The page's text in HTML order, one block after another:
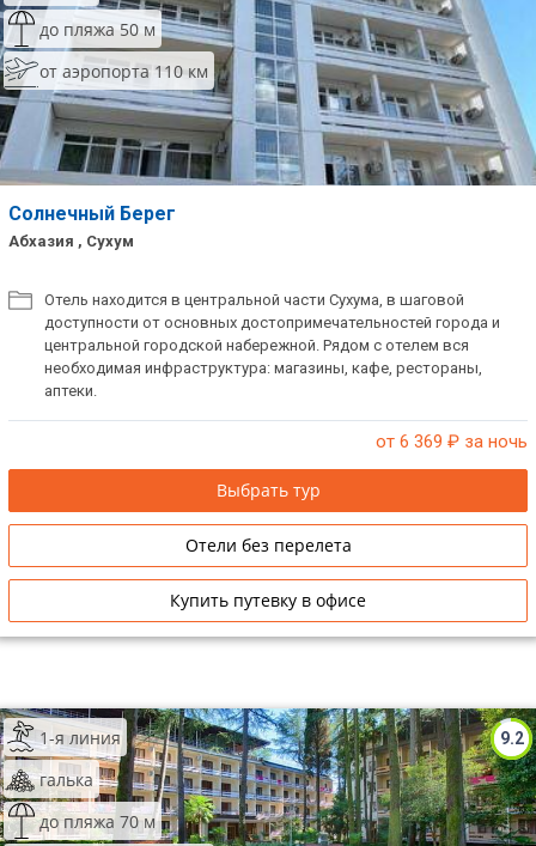
до пляжа 50 м
от аэропорта 110 км
Солнечный Берег
Абхазия , Сухум
Отель находится в центральной части Сухума, в шаговой
доступности от основных достопримечательностей города и
центральной городской набережной. Рядом с отелем вся
необходимая инфраструктура: магазины, кафе, рестораны,
аптеки.
от 6 369 ₽ за ночь
Выбрать тур
Отели без перелета
Купить путевку в офисе
9.2
1-я линия
галька
до пляжа 70 м